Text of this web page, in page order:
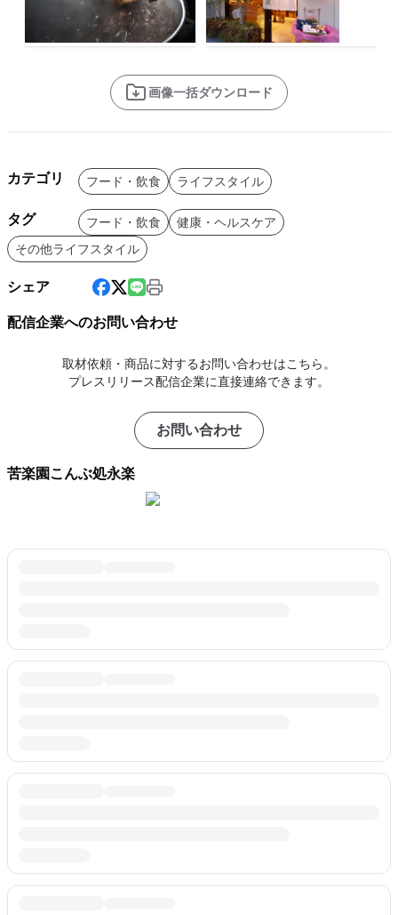
画像一括ダウンロード
カテゴリ フード・飲食 ライフスタイル
タグ フード・飲食
健康・ヘルスケア
その他ライフスタイル
シェア
配信企業へのお問い合わせ
取材依頼・商品に対するお問い合わせはこちら。
プレスリリース配信企業に直接連絡できます。
お問い合わせ
苦楽園こんぶ処永楽